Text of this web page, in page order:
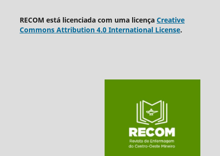
RECOM está licenciada com uma licença Creative
Commons Attribution 4.0 International License.